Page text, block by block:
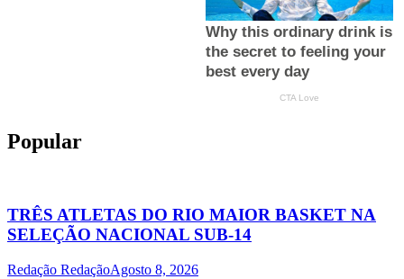
Popular
TRÊS ATLETAS DO RIO MAIOR BASKET NA
SELEÇÃO NACIONAL SUB-14
Redação RedaçãoAgosto 8, 2026